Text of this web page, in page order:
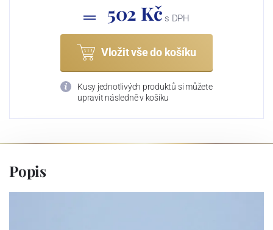
502 Kč s DPH
Vložit vše do košíku
Kusy jednotlivých produktů si můžete
upravit následně v košíku
Popis